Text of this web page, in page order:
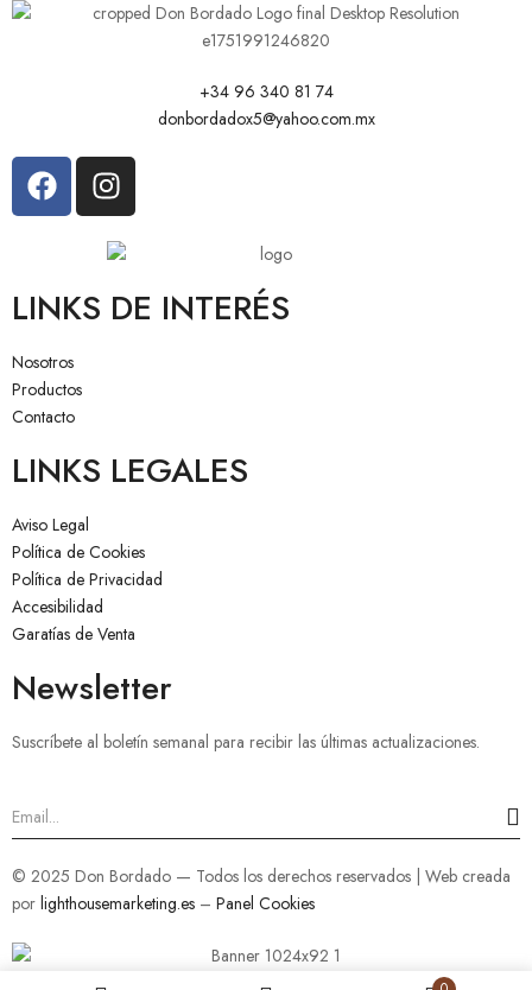
+34 96 340 81 74
donbordadox5@yahoo.com.mx
LINKS DE INTERÉS
Nosotros
Productos
Contacto
LINKS LEGALES
Aviso Legal
Política de Cookies
Política de Privacidad
Accesibilidad
Garatías de Venta
Newsletter
Suscríbete al boletín semanal para recibir las últimas actualizaciones.
© 2025 Don Bordado — Todos los derechos reservados | Web creada
por lighthousemarketing.es – Panel Cookies